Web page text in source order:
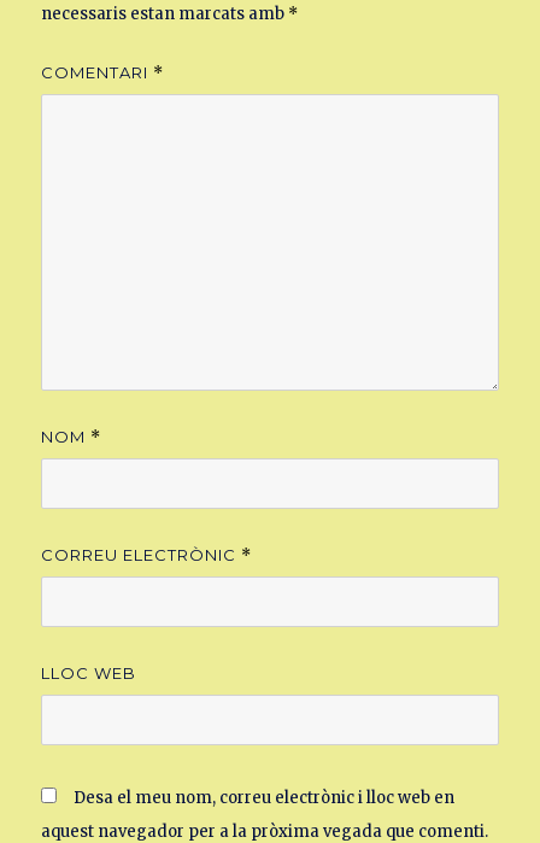
necessaris estan marcats amb *
COMENTARI *
NOM *
CORREU ELECTRÒNIC *
LLOC WEB
Desa el meu nom, correu electrònic i lloc web en
aquest navegador per a la pròxima vegada que comenti.